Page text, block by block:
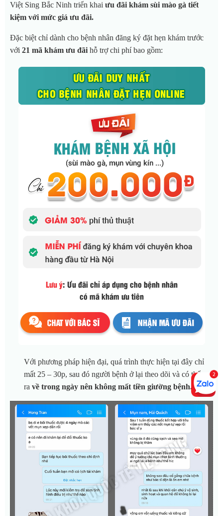
Việt Sing Bắc Ninh triển khai ưu đãi khám sùi mào gà tiết
kiệm với mức giá ưu đãi.
Đặc biệt chỉ dành cho bệnh nhân đăng ký đặt hẹn khám trước
với 21 mã khám ưu đãi hỗ trợ chi phí bao gồm:
Với phương pháp hiện đại, quá trình thực hiện tại đây chỉ
mất 25 – 30p, sau đó người bệnh ở lại theo dõi và có thể
ra về trong ngày nên không mất tiền giường bệnh.